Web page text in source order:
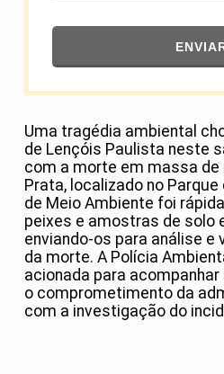
Uma tragédia ambiental
de Lençóis Paulista neste
com a morte em massa de
Prata, localizado no
de Meio Ambiente foi
peixes e amostras de solo
enviando-os para análise e
da morte. A Polícia
acionada para
o comprometimento da
com a investigação do